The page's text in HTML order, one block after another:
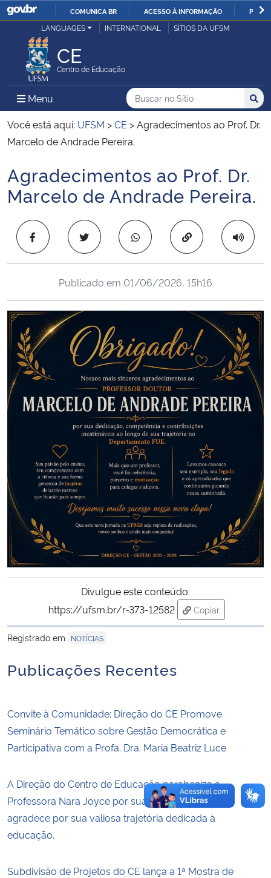
IR
COMUNICA BR ACESSO À INFORMAÇÃO
Ministério da Justiça e Segurança Pública
Ministério da Defesa
Ministério das Relações Exteriores
Ministério da Infraestrutura
Ministério da Educação
Ministério da Cidadania
Ministério da Saúde
Ministério de Minas e Energia
Ministério da Ciência, Tecnologia, Inovações e Comunicações
Ministério do Meio Ambiente
Ministério do Desenvolvimento Regional
Controladoria-Geral da União
Ministério da Mulher, da Família e dos Direitos Humanos
Secretaria-Geral
Gabinete de Segurança Institucional
Advocacia-Geral da União
Planalto
LANGUAGES INTERNATIONAL SÍTIOS DA UFSM
CE
Centro de Educação
Menu Menu Principal do Sítio
Busca
Buscar no no Sítio
Busca:
Você está aqui: UFSM >CE >Agradecimentos ao Prof. Dr.
Marcelo de Andrade Pereira.
Início do conteúdo
Agradecimentos ao Prof. Dr.
Marcelo de Andrade Pereira.
Copiar para área
Publicado em 01/06/2026, 15h16
Divulgue este conteúdo:
https://ufsm.br/r-373-12582
Copiar
para área de
Registrado em
NOTÍCIAS
Publicações Recentes
Convite à Comunidade: Direção do CE Promove
Seminário Temático sobre Gestão Democrática e
Participativa com a Profa. Dra. Maria Beatriz Luce
A Direção do Centro de Educação parabeniza a
Professora Nara Joyce por sua aposentadoria e
agradece por sua valiosa trajetória dedicada à
educação.
Subdivisão de Projetos do CE lança a 1ª Mostra de